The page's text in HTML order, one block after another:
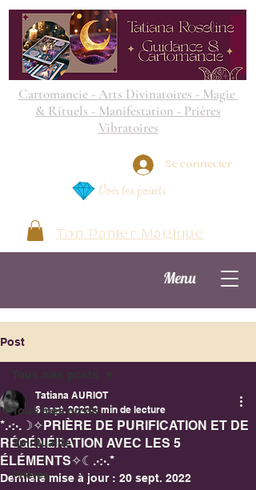
Cartomancie - Arts Divinatoires - Magie
& Rituels - Manifestation - Prières
Vibratoires
Menu
Ton Panier Magique
Se connecter
Voir les points
Post
Tous mes posts
Spiritualité
Prières
*.·:·.☽✧PRIÈRE DE PURIFICATION ET DE
RÉGÉNÉRATION AVEC LES 5
ÉLÉMENTS✧☾.·:·.*
Tatiana AURIOT
6 sept. 2022 3 min de lecture
Dernière mise à jour : 20 sept. 2022